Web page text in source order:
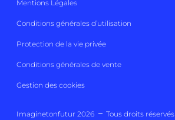
Mentions Légales
Conditions générales d’utilisation
Protection de la vie privée
Conditions générales de vente
Gestion des cookies
Imaginetonfutur 2026 Tous droits réservés